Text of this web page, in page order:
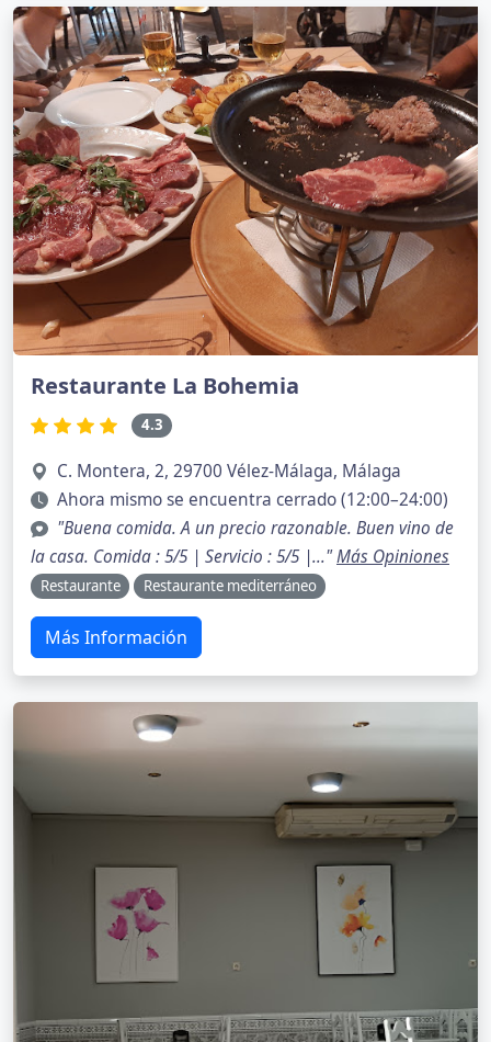
Restaurante La Bohemia
4.3
C. Montera, 2, 29700 Vélez-Málaga, Málaga
Ahora mismo se encuentra cerrado (12:00–24:00)
"Buena comida. A un precio razonable. Buen vino de
la casa. Comida : 5/5 | Servicio : 5/5 |..."Más Opiniones
Restaurante Restaurante mediterráneo
Más Información